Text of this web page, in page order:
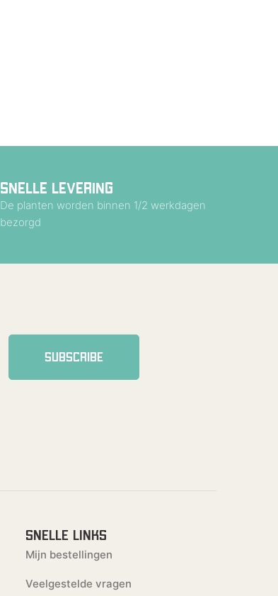
SNELLE LEVERING
De planten worden binnen 1/2 werkdagen
bezorgd
SUBSCRIBE
SNELLE LINKS
Mijn bestellingen
Veelgestelde vragen